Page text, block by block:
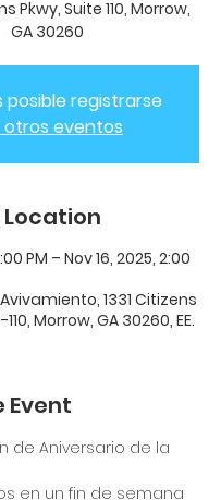
Pkwy, Suite 110, Morrow,
GA 30260
posible registrarse
otros eventos
PM – Nov 16, 2025, 2:00
1331 Citizens
Morrow, GA 30260, EE.
Event
de Aniversario de la
en un fin de semana